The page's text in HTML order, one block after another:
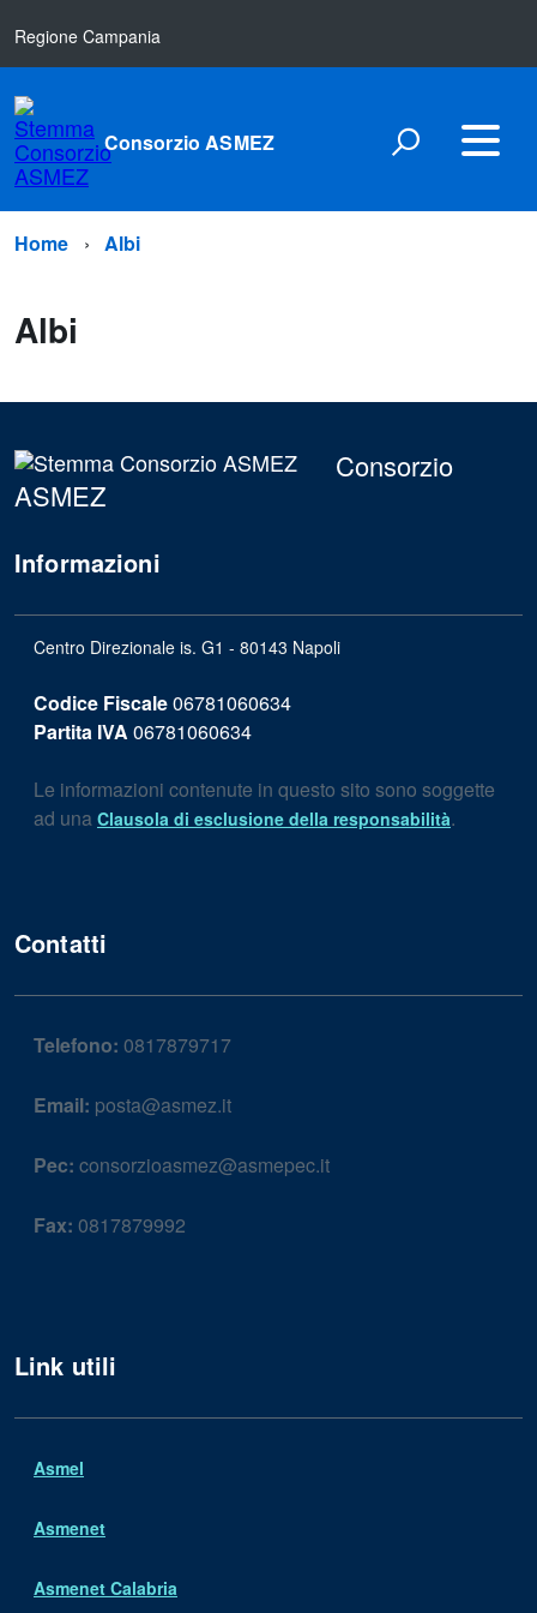
Regione Campania
Consorzio ASMEZ
Home Albi
Albi
Consorzio
ASMEZ
Informazioni
Centro Direzionale is. G1 - 80143 Napoli
Codice Fiscale06781060634
Partita IVA 06781060634
Le informazioni contenute in questo sito sono soggette
ad una Clausola di esclusione della responsabilità.
Contatti
Telefono: 0817879717
Email: posta@asmez.it
Pec: consorzioasmez@asmepec.it
Fax: 0817879992
Link utili
Asmel
Asmenet
Asmenet Calabria